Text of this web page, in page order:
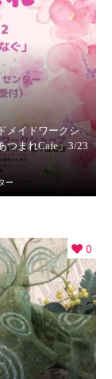
メイドワークシ
つまれCafe」3/23
ー
0